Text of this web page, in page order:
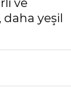
yeşil